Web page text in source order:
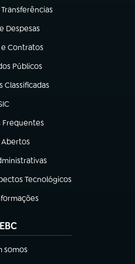
aba)
Despesas
aba)
Contratos
aba)
Públicos
aba)
Classificadas
aba)
em nova aba)
Frequentes
aba)
Abertos
nova aba)
aba)
Tecnológicos
aba)
somos
nova aba)